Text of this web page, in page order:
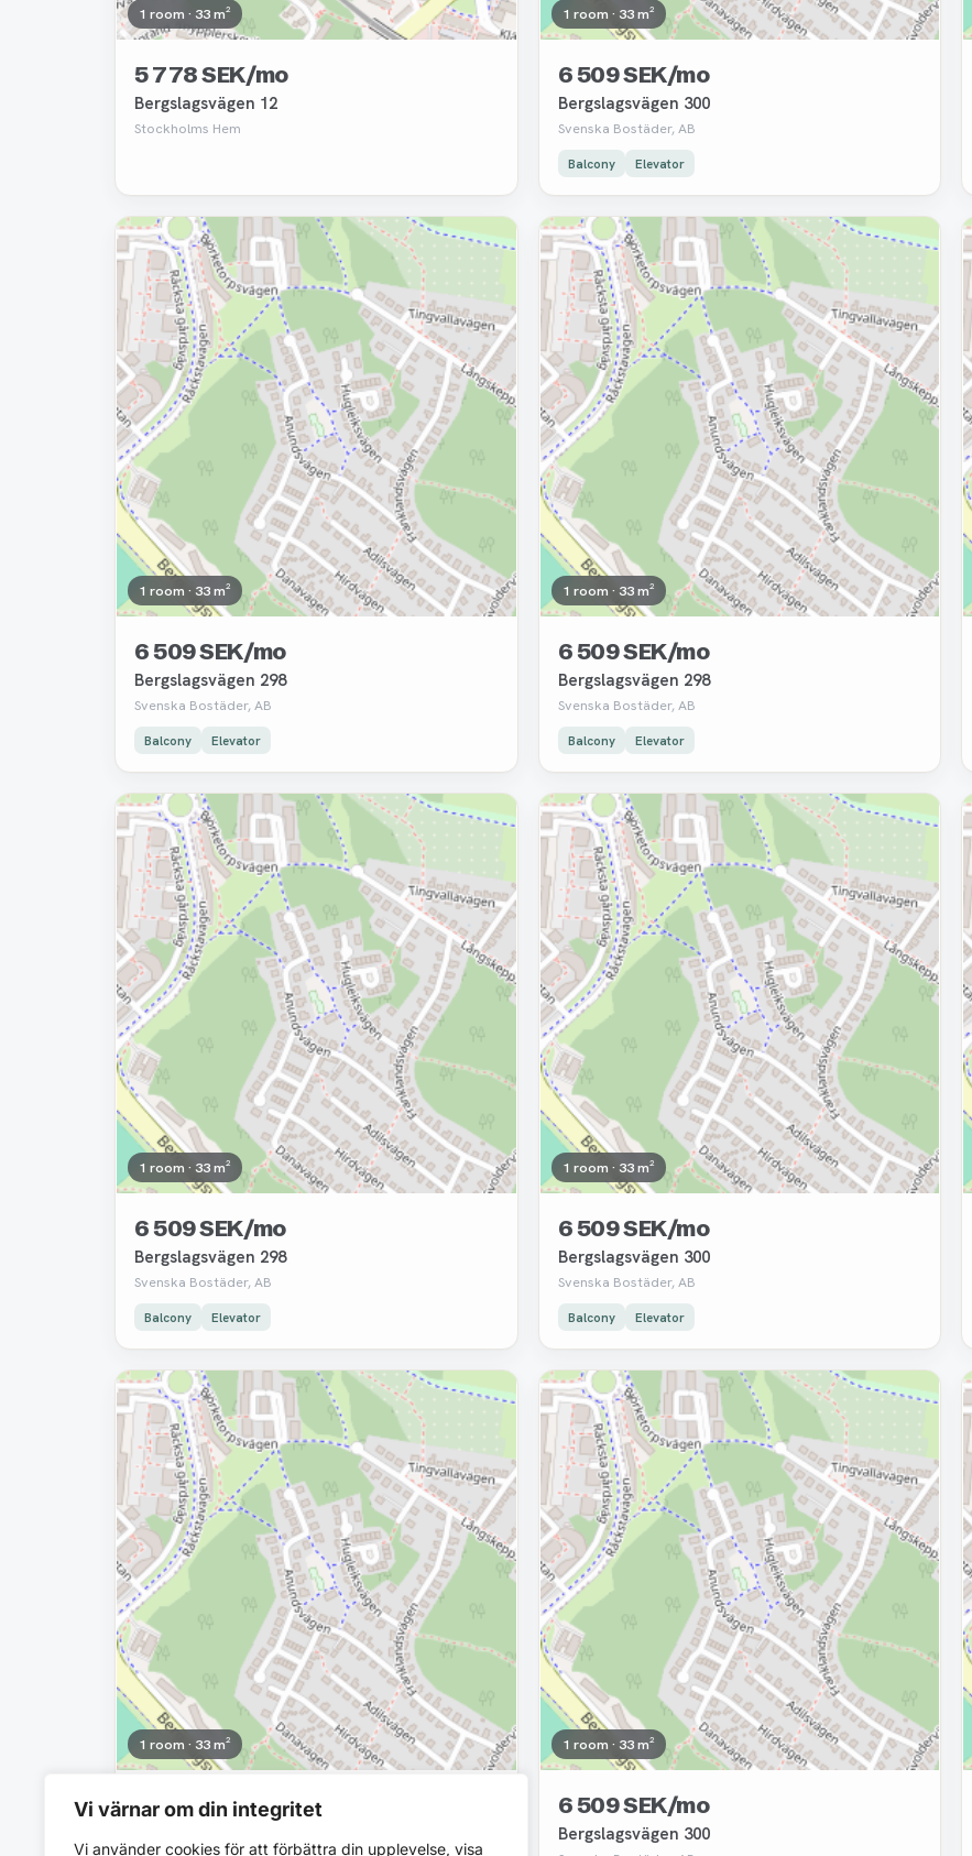
Vi värnar om din integritet
Vi använder cookies för att förbättra din upplevelse, visa
1 room · 33 m²
5 778 SEK/mo
Bergslagsvägen 12
Stockholms Hem
1 room · 33 m²
6 509 SEK/mo
Bergslagsvägen 300
Svenska Bostäder, AB
Balcony Elevator
Removed
1 room · 33 m²
6 509 SEK/mo
Bergslagsvägen 298
Svenska Bostäder, AB
Balcony Elevator
Removed
1 room · 33 m²
6 509 SEK/mo
Bergslagsvägen 298
Svenska Bostäder, AB
Balcony Elevator
Removed
1 room · 33 m²
6 509 SEK/mo
Bergslagsvägen 298
Svenska Bostäder, AB
Balcony Elevator
Removed
1 room · 33 m²
6 509 SEK/mo
Bergslagsvägen 300
Svenska Bostäder, AB
Balcony Elevator
Removed
1 room · 33 m²
6 509 SEK/mo
Removed
1 room · 33 m²
6 509 SEK/mo
Bergslagsvägen 300